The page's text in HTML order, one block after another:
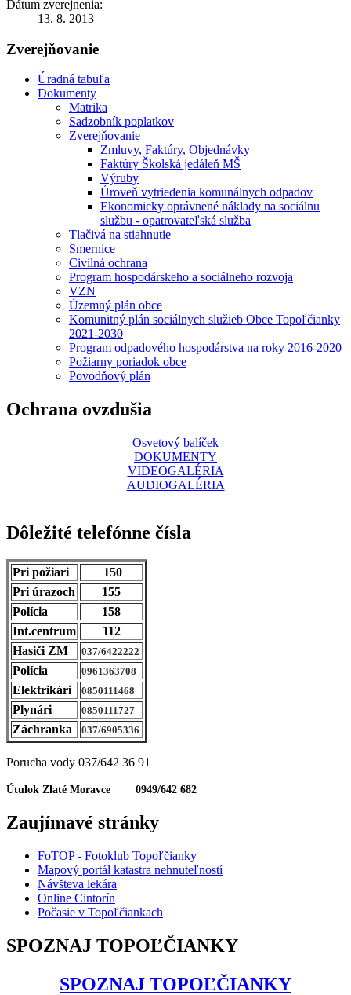
Dátum zverejnenia:
13. 8. 2013
Zverejňovanie
Úradná tabuľa
Dokumenty
Matrika
Sadzobník poplatkov
Zverejňovanie
Zmluvy, Faktúry, Objednávky
Faktúry Školská jedáleň MŠ
Výruby
Úroveň vytriedenia komunálnych odpadov
Ekonomicky oprávnené náklady na sociálnu
službu - opatrovateľská služba
Tlačivá na stiahnutie
Smernice
Civilná ochrana
Program hospodárskeho a sociálneho rozvoja
VZN
Územný plán obce
Komunitný plán sociálnych služieb Obce Topoľčianky
2021-2030
Program odpadového hospodárstva na roky 2016-2020
Požiarny poriadok obce
Povodňový plán
Ochrana ovzdušia
Osvetový balíček
DOKUMENTY
VIDEOGALÉRIA
AUDIOGALÉRIA
Dôležité telefónne čísla
Pri požiari
150
Pri úrazoch
155
Polícia
158
Int.centrum
112
Hasiči ZM
037/6422222
Polícia 0961363708
Elektrikári 0850111468
Plynári 0850111727
Záchranka 037/6905336
Porucha vody 037/642 36 91
Útulok Zlaté Moravce 0949/642 682
Zaujímavé stránky
FoTOP - Fotoklub Topoľčianky
Mapový portál katastra nehnuteľností
Návšteva lekára
Online Cintorín
Počasie v Topoľčiankach
SPOZNAJ TOPOĽČIANKY
SPOZNAJ TOPOĽČIANKY